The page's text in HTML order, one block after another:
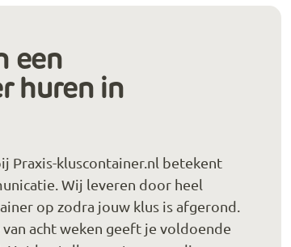
een
huren in
Praxis-kluscontainer.nl betekent
Wij leveren door heel
op zodra jouw klus is afgerond.
acht weken geeft je voldoende